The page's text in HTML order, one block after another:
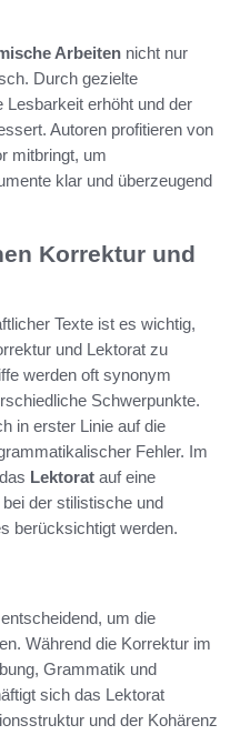
Arbeiten nicht nur
Durch gezielte
erhöht und der
Autoren profitieren von
mitbringt, um
klar und überzeugend
Korrektur und
Texte ist es wichtig,
und Lektorat zu
werden oft synonym
Schwerpunkte.
in erster Linie auf die
Fehler. Im
Lektorat auf eine
der stilistische und
berücksichtigt werden.
um die
Während die Korrektur im
Grammatik und
sich das Lektorat
und der Kohärenz